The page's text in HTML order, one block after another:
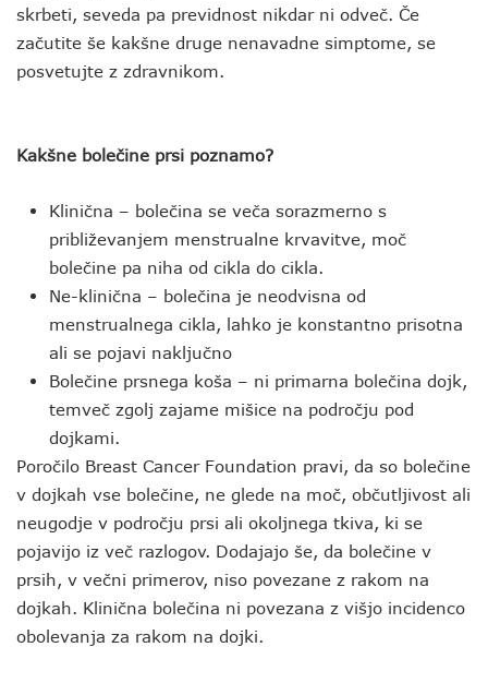
skrbeti, seveda pa previdnost nikdar ni odveč. Če
začutite še kakšne druge nenavadne simptome, se
posvetujte z zdravnikom.
Kakšne bolečine prsi poznamo?
Klinična – bolečina se veča sorazmerno s
približevanjem menstrualne krvavitve, moč
bolečine pa niha od cikla do cikla.
Ne-klinična – bolečina je neodvisna od
menstrualnega cikla, lahko je konstantno prisotna
ali se pojavi naključno
Bolečine prsnega koša – ni primarna bolečina dojk,
temveč zgolj zajame mišice na področju pod
dojkami.
Poročilo Breast Cancer Foundation pravi, da so bolečine
v dojkah vse bolečine, ne glede na moč, občutljivost ali
neugodje v področju prsi ali okoljnega tkiva, ki se
pojavijo iz več razlogov. Dodajajo še, da bolečine v
prsih, v večni primerov, niso povezane z rakom na
dojkah. Klinična bolečina ni povezana z višjo incidenco
obolevanja za rakom na dojki.